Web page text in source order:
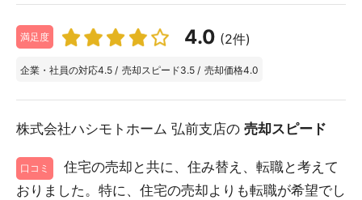
満足度 4.0 (2件)
企業・社員の対応4.5 / 売却スピード3.5 / 売却価格4.0
株式会社ハシモトホーム 弘前支店の 売却スピード
口コミ
住宅の売却と共に、住み替え、転職と考えて
おりました。特に、住宅の売却よりも転職が希望でし